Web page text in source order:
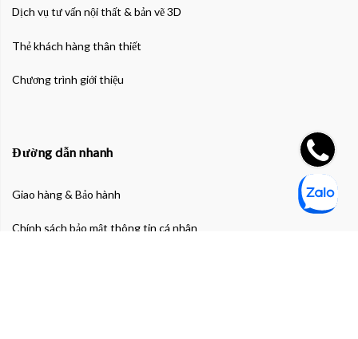
Dịch vụ tư vấn nội thất & bản vẽ 3D
Thẻ khách hàng thân thiết
Chương trình giới thiệu
Đường dẫn nhanh
Giao hàng & Bảo hành
Chính sách bảo mật thông tin cá nhân